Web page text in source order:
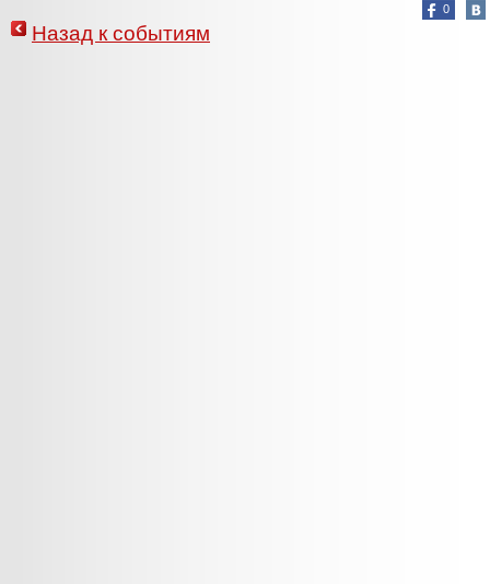
0
Назад к событиям